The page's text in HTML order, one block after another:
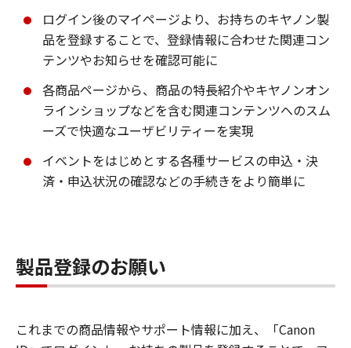
ログイン後のマイページより、お持ちのキヤノン製
品を登録することで、登録情報に合わせた関連コン
テンツやお知らせを確認可能に
各商品ページから、商品の特長紹介やキヤノンオン
ラインショップなどを含む関連コンテンツへのスム
ーズで快適なユーザビリティーを実現
イベントをはじめとする各種サービスの申込・決
済・申込状況の確認などの手続きをより簡単に
製品登録のお願い
これまでの商品情報やサポート情報に加え、「Canon